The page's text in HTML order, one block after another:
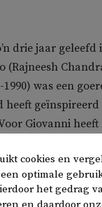
drie jaar geleefd
(Rajneesh
1990) was een
heeft
Giovanni
‘Er is zoveel
momenten, als
er altijd
mensen
cookies en
optimale
het gedrag